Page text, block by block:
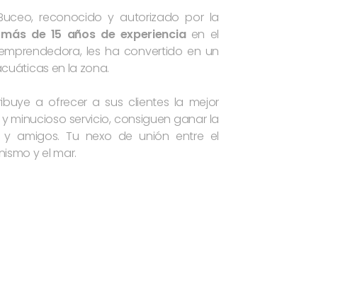
reconocido y autorizado por la
de 15 años de experienciaen el
les ha convertido en un
en la zona.
a ofrecer a sus clientes la mejor
minucioso servicio, consiguen ganar la
amigos. Tu nexo de unión entre el
y el mar.